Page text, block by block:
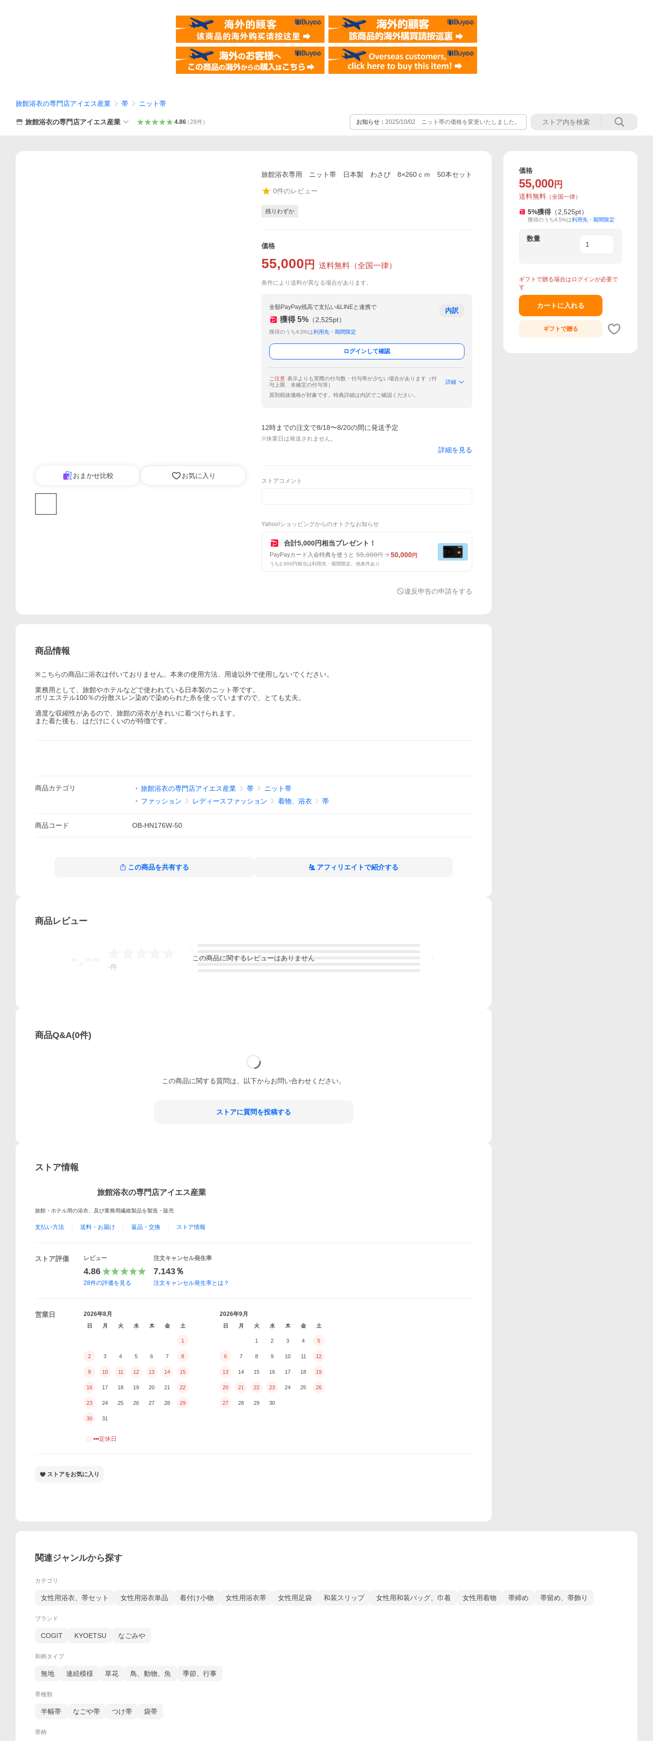
旅館浴衣の専門店アイエス産業 帯 ニット帯
旅館浴衣の専門店アイエス産業 4.86（28件） お知らせ： 2025/10/02 ニット帯の価格を変更いたしました。
おまかせ比較 お気に入り
旅館浴衣専用 ニット帯 日本製 わさび 8×260ｃｍ 50本セット
0件のレビュー
残りわずか
価格
55,000 円 送料無料 （全国一律）
条件により送料が異なる場合があります。
全額PayPay残高で支払い&LINEと連携で
獲得 5% （2,525pt）
獲得のうち4.5%は利用先・期間限定
内訳
ログインして確認
ご注意 表示よりも実際の付与数・付与率が少ない場合があります（付
与上限、未確定の付与等）
詳細
原則税抜価格が対象です。特典詳細は内訳でご確認ください。
12時までの注文で8/18〜8/20の間に発送予定
※休業日は発送されません。
詳細を見る
ストアコメント
Yahoo!ショッピングからのオトクなお知らせ
合計5,000円相当プレゼント！
PayPayカード入会特典を使うと 55,000円 50,000円
うち2,000円相当は利用先・期間限定。他条件あり
違反申告の申請をする
商品情報
※こちらの商品に浴衣は付いておりません。本来の使用方法、用途以外で使用しないでください。
業務用として、旅館やホテルなどで使われている日本製のニット帯です。
ポリエステル100％の分散スレン染めで染められた糸を使っていますので、とても丈夫。
適度な収縮性があるので、旅館の浴衣がきれいに着つけられます。
また着た後も、はだけにくいのが特徴です。
商品カテゴリ 旅館浴衣の専門店アイエス産業 帯
ニット帯
ファッション
レディースファッション 着物、浴衣 帯
商品コード OB-HN176W-50
この商品を共有する アフィリエイトで紹介する
商品レビュー
-件
この商品に関するレビューはありません
商品Q&A(0件)
この商品に関する質問は、以下からお問い合わせください。
ストアに質問を投稿する
ストア情報
旅館浴衣の専門店アイエス産業
旅館・ホテル用の浴衣、及び業務用繊維製品を製造・販売
支払い方法 送料・お届け 返品・交換 ストア情報
ストア評価 レビュー
4.86
28件の評価を見る
注文キャンセル発生率
7.143％
注文キャンセル発生率とは？
営業日 2026年8月
日 月 火 水 木 金 土
1
2 3 4 5 6 7 8
9 10 11 12 13 14 15
16 17 18 19 20 21 22
23 24 25 26 27 28 29
30 31
2026年9月
日 月 火 水 木 金 土
1 2 3 4 5
6 7 8 9 10 11 12
13 14 15 16 17 18 19
20 21 22 23 24 25 26
27 28 29 30
•••定休日
ストアをお気に入り
価格
55,000 円
送料無料 （全国一律）
5%獲得 （2,525pt）
獲得のうち4.5%は利用先・期間限定
数量
ギフトで贈る場合はログインが必要で
す
カートに入れる
ギフトで贈る
関連ジャンルから探す
カテゴリ
女性用浴衣、帯セット 女性用浴衣単品 着付け小物 女性用浴衣帯 女性用足袋 和装スリップ 女性用和装バッグ、巾着 女性用着物 帯締め 帯留め、帯飾り
ブランド
COGIT KYOETSU なごみや
和柄タイプ
無地 連続模様 草花 鳥、動物、魚 季節、行事
帯種類
半幅帯 なごや帯 つけ帯 袋帯
帯柄